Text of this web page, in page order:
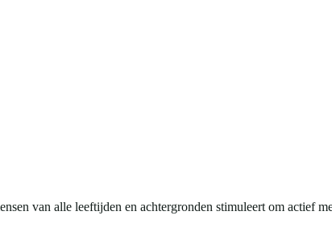
van alle leeftijden en achtergronden stimuleert om actief